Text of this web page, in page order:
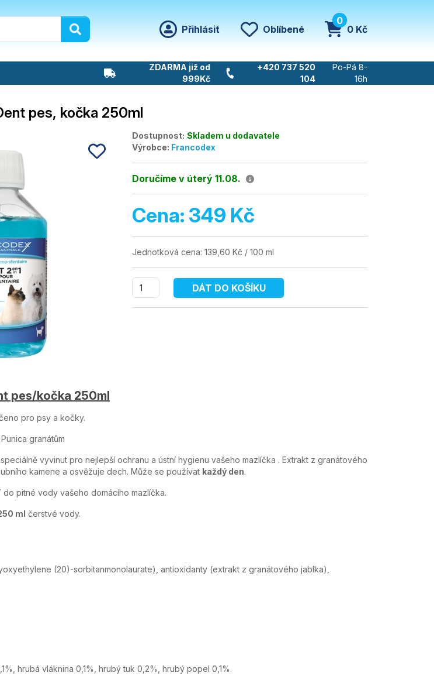
Přihlásit Oblíbené
0
0 Kč
ZDARMA již od
999Kč
+420 737 520
104
Po-Pá 8-
16h
pes, kočka 250ml
Dostupnost: Skladem u dodavatele
Výrobce: Francodex
Doručíme v úterý 11.08.
Cena: 349 Kč
Jednotková cena: 139,60 Kč / 100 ml
DÁT DO KOŠÍKU
pes/kočka 250ml
pro psy a kočky.
granátům
vyvinut pro nejlepší ochranu a ústní hygienu vašeho mazlíčka . Extrakt z granátového
kamene a osvěžuje dech. Může se používat každý den.
do pitné vody vašeho domácího mazlíčka.
ml čerstvé vody.
(20)-sorbitanmonolaurate), antioxidanty (extrakt z granátového jablka),
hrubá vláknina 0,1%, hrubý tuk 0,2%, hrubý popel 0,1%.